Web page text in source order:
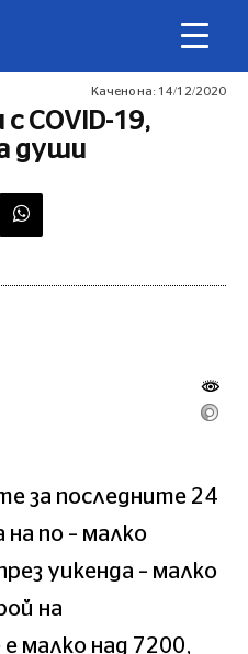
Качено на: 14/12/2020
COVID-19,
души
за последните 24
на по – малко
уикенда – малко
на
малко над 7200,